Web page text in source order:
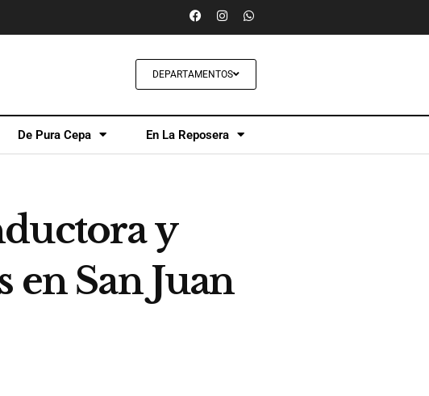
DEPARTAMENTOS
De Pura Cepa En La Reposera
y
San Juan